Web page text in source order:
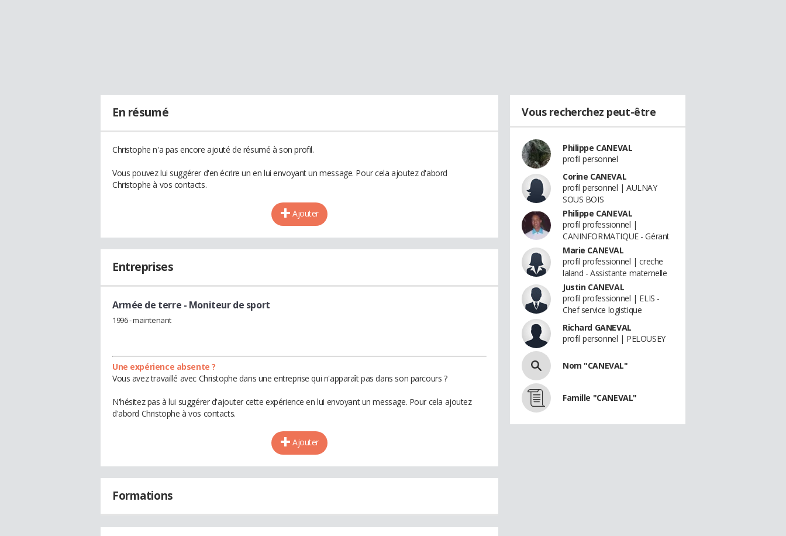
En résumé
Christophe n'a pas encore ajouté de résumé à son profil.
Vous pouvez lui suggérer d'en écrire un en lui envoyant un message. Pour cela ajoutez d'abord
Christophe à vos contacts.
Ajouter
Entreprises
Armée de terre - Moniteur de sport
1996 - maintenant
Une expérience absente ?
Vous avez travaillé avec Christophe dans une entreprise qui n'apparaît pas dans son parcours ?
N'hésitez pas à lui suggérer d'ajouter cette expérience en lui envoyant un message. Pour cela ajoutez
d'abord Christophe à vos contacts.
Ajouter
Formations
Vous recherchez peut-être
Philippe CANEVAL
profil personnel
Corine CANEVAL
profil personnel | AULNAY
SOUS BOIS
Philippe CANEVAL
profil professionnel |
CANINFORMATIQUE - Gérant
Marie CANEVAL
profil professionnel | creche
laland - Assistante maternelle
Justin CANEVAL
profil professionnel | ELIS -
Chef service logistique
Richard GANEVAL
profil personnel | PELOUSEY
Nom "CANEVAL"
Famille "CANEVAL"